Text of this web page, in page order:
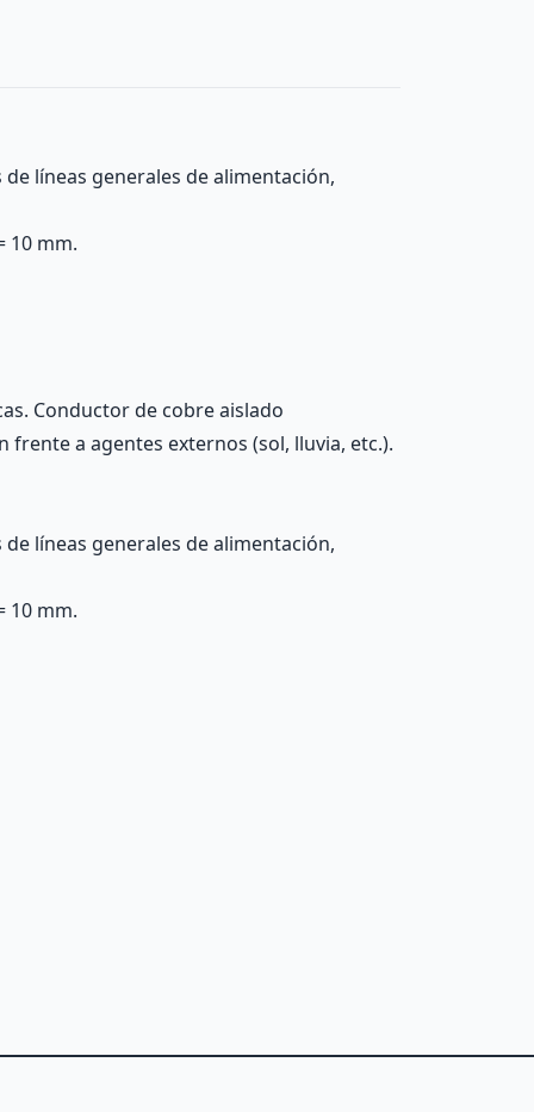
líneas generales de alimentación,
10 mm.
Conductor de cobre aislado
a agentes externos (sol, lluvia, etc.).
líneas generales de alimentación,
10 mm.